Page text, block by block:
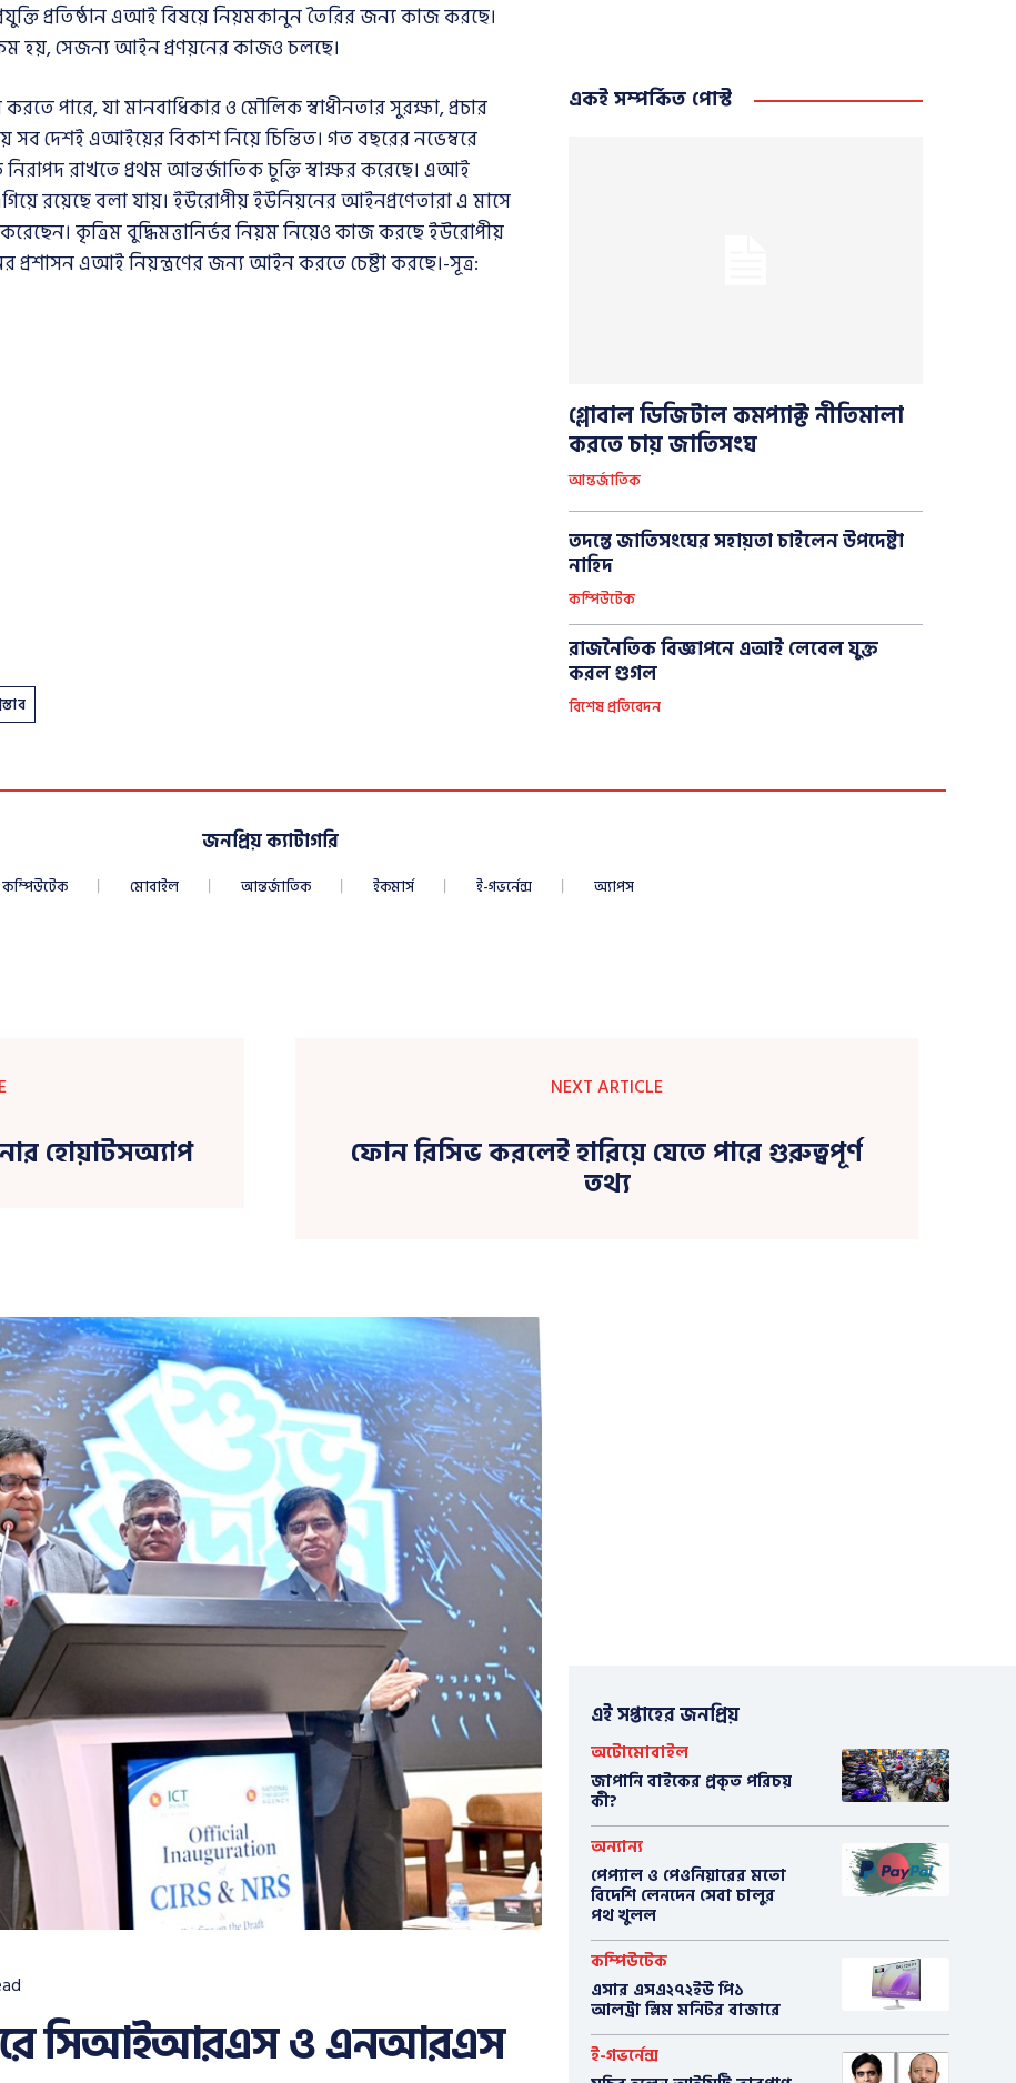
প্রযুক্তি প্রতিষ্ঠান এআই বিষয়ে নিয়মকানুন তৈরির জন্য কাজ করছে।
হয়, সেজন্য আইন প্রণয়নের কাজও চলছে।
পারে, যা মানবাধিকার ও মৌলিক স্বাধীনতার সুরক্ষা, প্রচার
সব দেশই এআইয়ের বিকাশ নিয়ে চিন্তিত। গত বছরের নভেম্বরে
নিরাপদ রাখতে প্রথম আন্তর্জাতিক চুক্তি স্বাক্ষর করেছে। এআই
রয়েছে বলা যায়। ইউরোপীয় ইউনিয়নের আইনপ্রণেতারা এ মাসে
করেছেন। কৃত্রিম বুদ্ধিমত্তানির্ভর নিয়ম নিয়েও কাজ করছে ইউরোপীয়
প্রশাসন এআই নিয়ন্ত্রণের জন্য আইন করতে চেষ্টা করছে।-সূত্র:
একই সম্পর্কিত পোস্ট
গ্লোবাল ডিজিটাল কমপ্যাক্ট নীতিমালা
করতে চায় জাতিসংঘ
আন্তর্জাতিক
তদন্তে জাতিসংঘের সহায়তা চাইলেন উপদেষ্টা
নাহিদ
কম্পিউটেক
রাজনৈতিক বিজ্ঞাপনে এআই লেবেল যুক্ত
করল গুগল
বিশেষ প্রতিবেদন
জনপ্রিয় ক্যাটাগরি
কম্পিউটেক মোবাইল আন্তর্জাতিক ইকমার্স ই-গভর্নেন্স অ্যাপস
হোয়াটসঅ্যাপ
NEXT ARTICLE
ফোন রিসিভ করলেই হারিয়ে যেতে পারে গুরুত্বপূর্ণ
তথ্য